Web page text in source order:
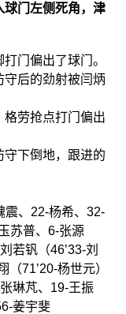
球门左侧死角，津
门偏出了球门。
后的劲射被闫炳
劳抢点打门偏出
下倒地，跟进的
震、22-杨希、32-
苏普、6-张源
若钒（46’33-刘
71’20-杨世元）
琳芃、19-王振
姜宇斐